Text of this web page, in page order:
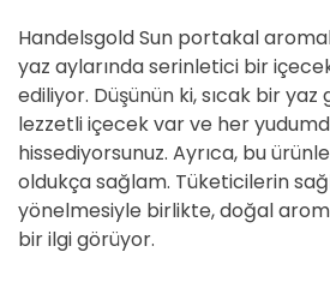
Handelsgold Sun portakal
yaz aylarında serinletici bir
ediliyor. Düşünün ki, sıcak bir
lezzetli içecek var ve her
hissediyorsunuz. Ayrıca, bu
oldukça sağlam. Tüketicilerin
yönelmesiyle birlikte, doğal
bir ilgi görüyor.